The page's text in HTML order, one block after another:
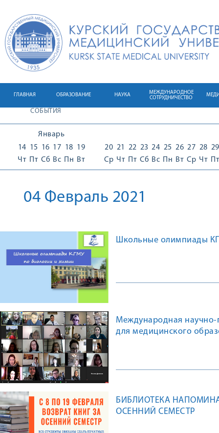
ГЛАВНАЯ ОБРАЗОВАНИЕ НАУКА
МЕЖДУНАРОДНОЕ
СОТРУДНИЧЕСТВО
СОБЫТИЯ
Январь
14
Чт
15
Пт
16
Сб
17
Вс
18
Пн
19
Вт
20
Ср
21
Чт
22
Пт
23
Сб
24
Вс
25
Пн
26
Вт
27
Ср
28
Чт
29
Пт
04 Февраль 2021
Школьные олимпиады
Международная
для медицинского
БИБЛИОТЕКА
ОСЕННИЙ СЕМЕСТР